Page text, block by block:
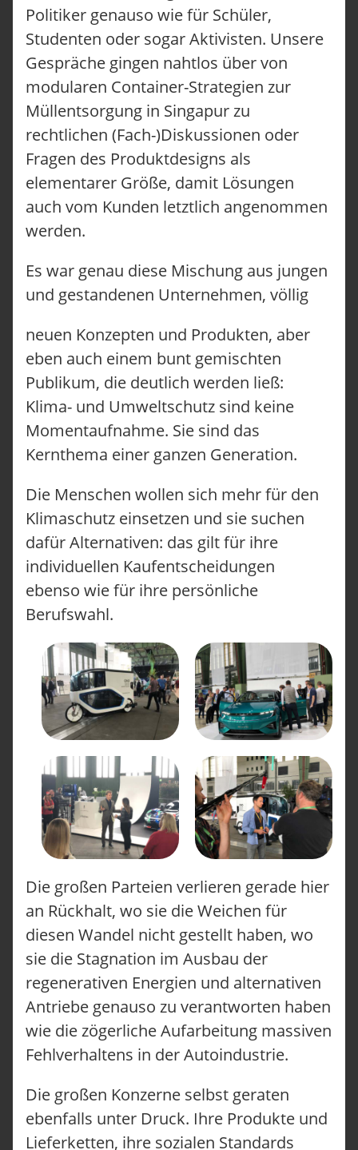
ONO CARGOBIKES
TUTORIALS
FAQ
UNSERE LÖSUNGEN
LOGISTIK
HANDWERK
FACILITY MANAGEMENT
TECHNISCHER SERVICE
STANDORTE
ÜBER ONOMOTION
NEWS & EVENTS
Politiker genauso wie für Schüler,
Studenten oder sogar Aktivisten. Unsere
Gespräche gingen nahtlos über von
modularen Container-Strategien zur
Müllentsorgung in Singapur zu
rechtlichen (Fach-)Diskussionen oder
Fragen des Produktdesigns als
elementarer Größe, damit Lösungen
auch vom Kunden letztlich angenommen
werden.
Es war genau diese Mischung aus jungen
und gestandenen Unternehmen, völlig
neuen Konzepten und Produkten, aber
eben auch einem bunt gemischten
Publikum, die deutlich werden ließ:
Klima- und Umweltschutz sind keine
Momentaufnahme. Sie sind das
Kernthema einer ganzen Generation.
Die Menschen wollen sich mehr für den
Klimaschutz einsetzen und sie suchen
dafür Alternativen: das gilt für ihre
individuellen Kaufentscheidungen
ebenso wie für ihre persönliche
Berufswahl.
Die großen Parteien verlieren gerade hier
an Rückhalt, wo sie die Weichen für
diesen Wandel nicht gestellt haben, wo
sie die Stagnation im Ausbau der
regenerativen Energien und alternativen
Antriebe genauso zu verantworten haben
wie die zögerliche Aufarbeitung massiven
Fehlverhaltens in der Autoindustrie.
Die großen Konzerne selbst geraten
ebenfalls unter Druck. Ihre Produkte und
Lieferketten, ihre sozialen Standards